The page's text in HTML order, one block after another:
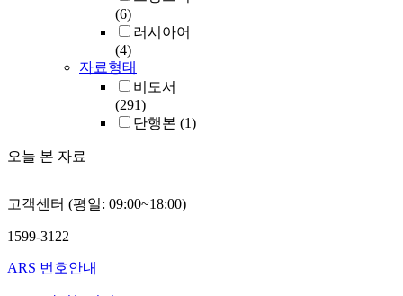
(6)
러시아어
(4)
자료형태
비도서
(291)
단행본 (1)
오늘 본 자료
고객센터 (평일: 09:00~18:00)
1599-3122
ARS 번호안내